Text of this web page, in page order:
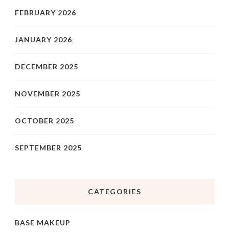
FEBRUARY 2026
JANUARY 2026
DECEMBER 2025
NOVEMBER 2025
OCTOBER 2025
SEPTEMBER 2025
CATEGORIES
BASE MAKEUP